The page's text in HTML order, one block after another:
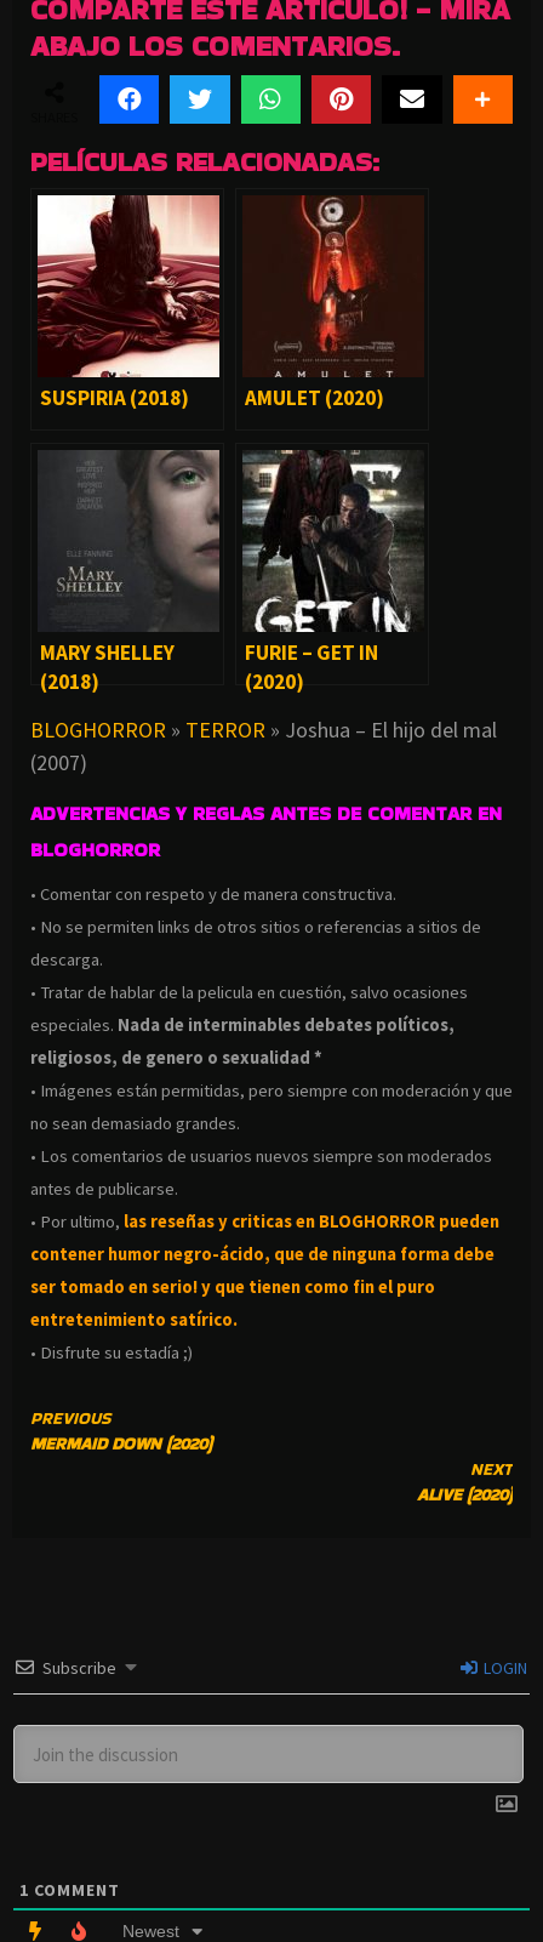
COMPARTE ESTE ARTICULO! - MIRA
ABAJO LOS COMENTARIOS.
PELÍCULAS RELACIONADAS:
SUSPIRIA (2018) AMULET (2020)
MARY SHELLEY
(2018)
FURIE – GET IN
(2020)
BLOGHORROR » TERROR » Joshua – El hijo del mal
(2007)
ADVERTENCIAS Y REGLAS ANTES DE COMENTAR EN
BLOGHORROR
• Comentar con respeto y de manera constructiva.
• No se permiten links de otros sitios o referencias a sitios de
descarga.
• Tratar de hablar de la pelicula en cuestión, salvo ocasiones
especiales. Nada de interminables debates políticos,
religiosos, de genero o sexualidad *
• Imágenes están permitidas, pero siempre con moderación y que
no sean demasiado grandes.
• Los comentarios de usuarios nuevos siempre son moderados
antes de publicarse.
• Por ultimo, las reseñas y criticas en BLOGHORROR pueden
contener humor negro-ácido, que de ninguna forma debe
ser tomado en serio! y que tienen como fin el puro
entretenimiento satírico.
• Disfrute su estadía ;)
CONTINUE
READING
PREVIOUS
MERMAID DOWN (2020)
NEXT
ALIVE (2020)
Subscribe LOGIN
1 COMMENT
Newest